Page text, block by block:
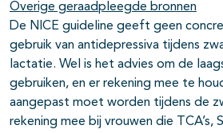
Overige geraadpleegde bronnen
De NICE guideline geeft geen
gebruik van antidepressiva tijdens
lactatie. Wel is het advies om de
gebruiken, en er rekening mee te
aangepast moet worden tijdens de
rekening mee bij vrouwen die TCA’s,